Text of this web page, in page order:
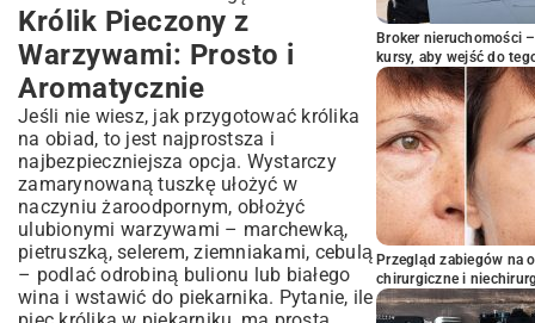
Królik Pieczony z
Warzywami: Prosto i
Aromatycznie
Jeśli nie wiesz, jak przygotować królika
na obiad, to jest najprostsza i
najbezpieczniejsza opcja. Wystarczy
zamarynowaną tuszkę ułożyć w
naczyniu żaroodpornym, obłożyć
ulubionymi warzywami – marchewką,
pietruszką, selerem, ziemniakami, cebulą
– podlać odrobiną bulionu lub białego
wina i wstawić do piekarnika. Pytanie, ile
Broker nieruchomości
kursy, aby wejść do
Przegląd zabiegów na
chirurgiczne i